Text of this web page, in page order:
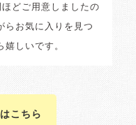
どご用意しましたの
らお気に入りを見つ
しいです。
こちら